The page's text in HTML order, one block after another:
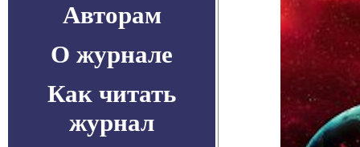
Авторам
О журнале
Как читать
журнал